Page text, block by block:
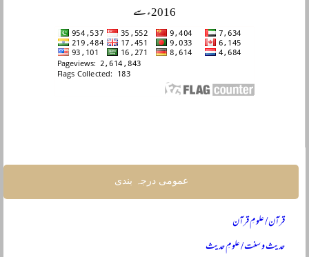
2016ء سے
عمومی درجہ بندی
قرآن / علومِ قرآن
حدیث و سنت / علومِ حدیث